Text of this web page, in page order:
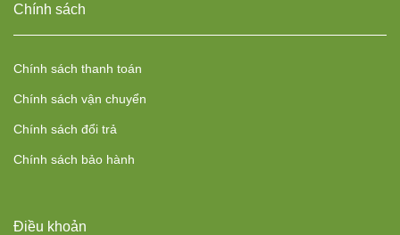
Chính sách
Chính sách thanh toán
Chính sách vận chuyển
Chính sách đổi trả
Chính sách bảo hành
Điều khoản